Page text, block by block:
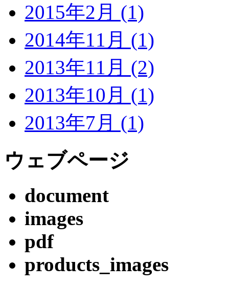
2015年2月 (1)
2014年11月 (1)
2013年11月 (2)
2013年10月 (1)
2013年7月 (1)
ウェブページ
document
images
pdf
products_images